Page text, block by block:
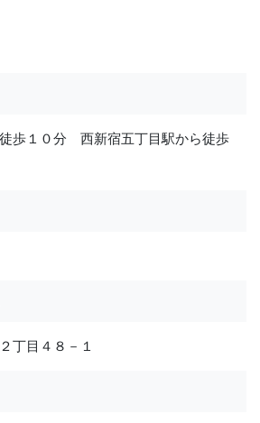
歩１０分 西新宿五丁目駅から徒歩
丁目４８－１